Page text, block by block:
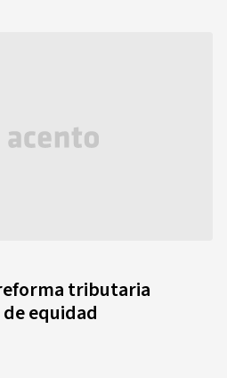
tributaria
equidad